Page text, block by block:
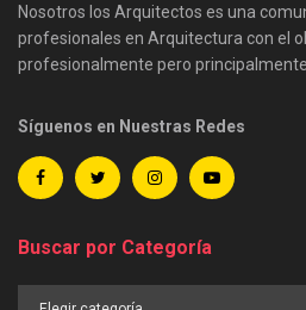
Nosotros los Arquitectos es una
profesionales en Arquitectura con el
profesionalmente pero
Síguenos en Nuestras Redes
Buscar por Categoría